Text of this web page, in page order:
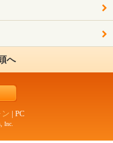
へ
ン | PC
Inc.